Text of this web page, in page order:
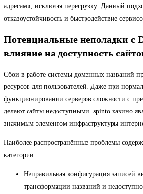
адресами, исключая перегрузку. Данный
отказоустойчивость и быстродействие
Потенциальные неполадки с
влияние на доступность
Сбои в работе системы доменных названий
ресурсов для пользователей. Даже при
функционировании серверов сложности с
делают сайты недоступными. spinto казино
значимым элементом инфраструктуры
Наиболее распространённые проблемы
категории:
Неправильная конфигурация записей
трансформации названий и